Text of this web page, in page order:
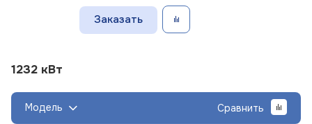
Заказать
1232 кВт
Модель Сравнить